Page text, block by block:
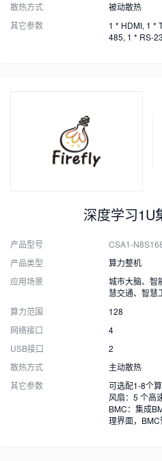
散热方式
被动散热
其它参数
1 * HDMI, 1 *
485, 1 * RS-
深度学习1U
产品型号
CSA1-
产品类型
算力整机
应用场景
城市大脑、智
慧交通、智慧
算力范围
128
网络接口
4
USB接口
2
散热方式
主动散热
其它参数
可选配1-8个
风扇：5 个高
BMC：集成
理界面，